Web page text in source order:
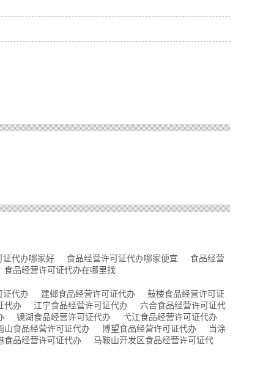
证代办哪家好 食品经营许可证代办哪家便宜
食品经营
食品经营许可证代办在哪里找
证代办 建邺食品经营许可证代办
鼓楼食品经营许可证
代办
江宁食品经营许可证代办
六合食品经营许可证代
镜湖食品经营许可证代办
弋江食品经营许可证代办
山食品经营许可证代办
博望食品经营许可证代办
当涂
食品经营许可证代办
马鞍山开发区食品经营许可证代